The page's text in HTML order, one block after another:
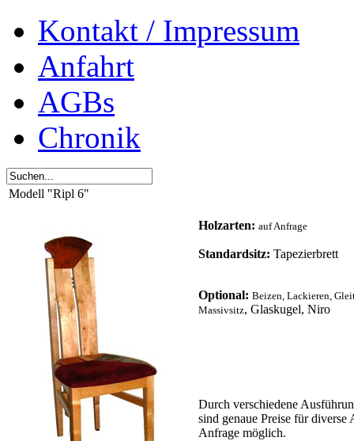
Kontakt / Impressum
Anfahrt
AGBs
Chronik
Modell "Ripl 6"
Holzarten: auf Anfrage
Standardsitz: Tapezierbrett
Optional: Beizen, Lackieren ,
Massivsitz, Glaskugel, Niro
Durch verschiedene
sind genaue Preise für diverse
Anfrage möglich.